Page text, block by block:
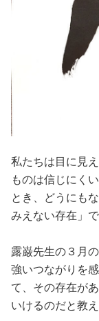
私たちは目に見
ものは信じにく
とき、どうにも
みえない存在」
露巌先生の３月
強いつながりを
て、その存在が
いけるのだと教